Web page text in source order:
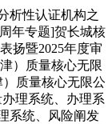
性认证机构之
年专题]贺长城核
扬暨2025年度审
）质量核心无限
质量核心无限公
理系统、办理系
系统、风险阐发